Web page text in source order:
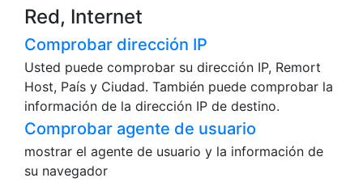
Red, Internet
Comprobar dirección IP
Usted puede comprobar su dirección IP, Remort
Host, País y Ciudad. También puede comprobar la
información de la dirección IP de destino.
Comprobar agente de usuario
mostrar el agente de usuario y la información de
su navegador